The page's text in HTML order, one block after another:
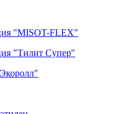
"MISOT-FLEX"
"Тилит Супер"